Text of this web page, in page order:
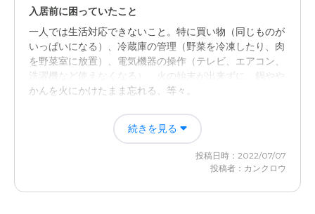
をかけないようになっていて安心。ホールで皆で話がで
き、孤立しない構造で良い。
介護医療サービスについて
足腰が弱っていて、転びやすいが、その都度、寄り添って
近隣環境や交通アクセスについて
小学校の前で子供達の声が聞こえるのもにぎやかで良いと
思う。私の家から近いのも消耗品を届けるのに行きやすく
入居前に困っていたこと
一人では生活対応できないこと。特に買い物（同じものが
いっぱいになる）、冷蔵庫の管理（野菜を冷凍したり、肉
を野菜室に放置）、電気機器の操作（テレビ、エアコン、
洗濯機など使えなくなる）、火の始末が出来ずに、鍋やや
かんを火にかけたまま忘れる、等々。
入居後どうなったか？
施設では、掃除、洗濯物干しやたたみ、食事の配給の手伝
いなど出来ることは自分でやらせる仕組みになっている。
出来ないことは、施設の介護者が支援する。
続きを見る
投稿日時：2022/07/07
投稿者：カンクロウ